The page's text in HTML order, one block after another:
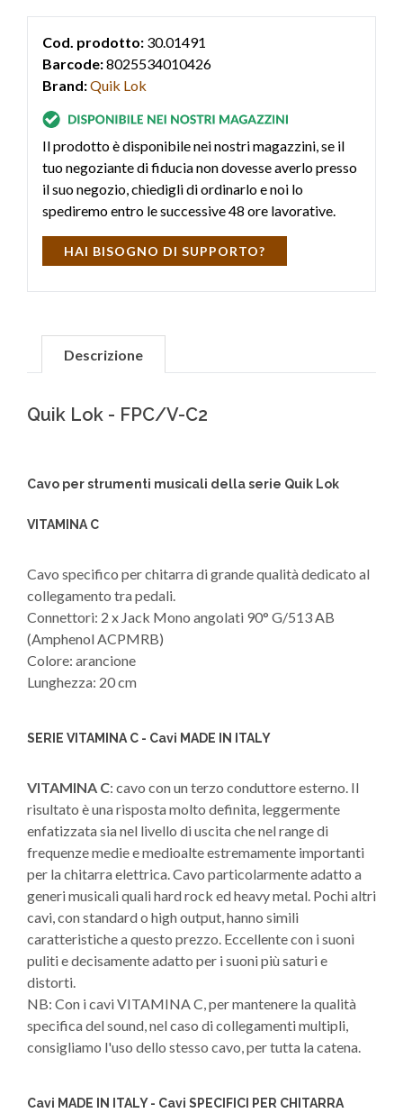
Cod. prodotto: 30.01491
Barcode:8025534010426
Brand:Quik Lok
Il prodotto è disponibile nei nostri magazzini, se il
tuo negoziante di fiducia non dovesse averlo presso
il suo negozio, chiedigli di ordinarlo e noi lo
spediremo entro le successive 48 ore lavorative.
HAI BISOGNO DI SUPPORTO?
Descrizione
Quik Lok - FPC/V-C2
Cavo per strumenti musicali della serie Quik Lok
VITAMINA C
Cavo specifico per chitarra di grande qualità dedicato al
collegamento tra pedali.
Connettori: 2 x Jack Mono angolati 90° G/513 AB
(Amphenol ACPMRB)
Colore: arancione
Lunghezza: 20 cm
SERIE VITAMINA C - Cavi MADE IN ITALY
VITAMINA C: cavo con un terzo conduttore esterno. Il
risultato è una risposta molto definita, leggermente
enfatizzata sia nel livello di uscita che nel range di
frequenze medie e medioalte estremamente importanti
per la chitarra elettrica. Cavo particolarmente adatto a
generi musicali quali hard rock ed heavy metal. Pochi altri
cavi, con standard o high output, hanno simili
caratteristiche a questo prezzo. Eccellente con i suoni
puliti e decisamente adatto per i suoni più saturi e
distorti.
NB: Con i cavi VITAMINA C, per mantenere la qualità
specifica del sound, nel caso di collegamenti multipli,
consigliamo l'uso dello stesso cavo, per tutta la catena.
Cavi MADE IN ITALY - Cavi SPECIFICI PER CHITARRA